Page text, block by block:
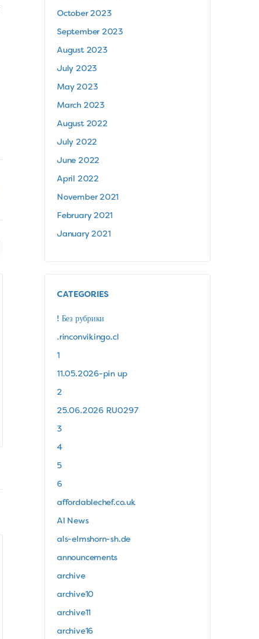
Hotel Algarve Casino Frente ao Mar
Estas ofertas proporcionam valor contínuo aos
jogadores ativos, recompensando a fidelidade e
As promoções semanais mudam regularmente,
mantendo a…
October 2023
September 2023
August 2023
July 2023
May 2023
March 2023
August 2022
July 2022
June 2022
April 2022
November 2021
February 2021
January 2021
CATEGORIES
! Без рубрики
.rinconvikingo.cl
1
11.05.2026-pin up
2
25.06.2026 RU0297
3
4
5
6
affordablechef.co.uk
AI News
als-elmshorn-sh.de
announcements
archive
archive10
archive11
archive16